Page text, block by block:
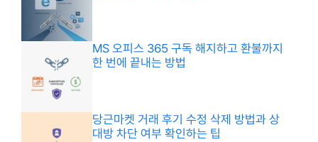
MS 오피스 365 구독 해지하고 환불까지
한 번에 끝내는 방법
당근마켓 거래 후기 수정 삭제 방법과 상
대방 차단 여부 확인하는 팁